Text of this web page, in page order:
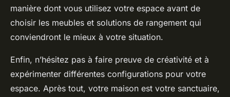
manière dont vous utilisez votre espace avant de
choisir les meubles et solutions de rangement qui
conviendront le mieux à votre situation.
Enfin, n’hésitez pas à faire preuve de créativité et à
expérimenter différentes configurations pour votre
espace. Après tout, votre maison est votre sanctuaire,